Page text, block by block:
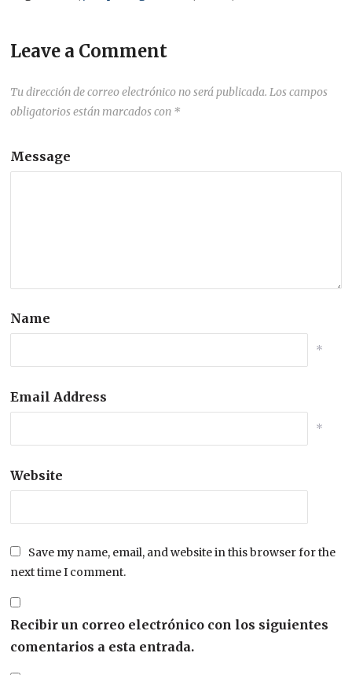
Leave a Comment
Tu dirección de correo electrónico no será publicada. Los campos
obligatorios están marcados con *
Message
Name
*
Email Address
*
Website
Save my name, email, and website in this browser for the
next time I comment.
Recibir un correo electrónico con los siguientes
comentarios a esta entrada.